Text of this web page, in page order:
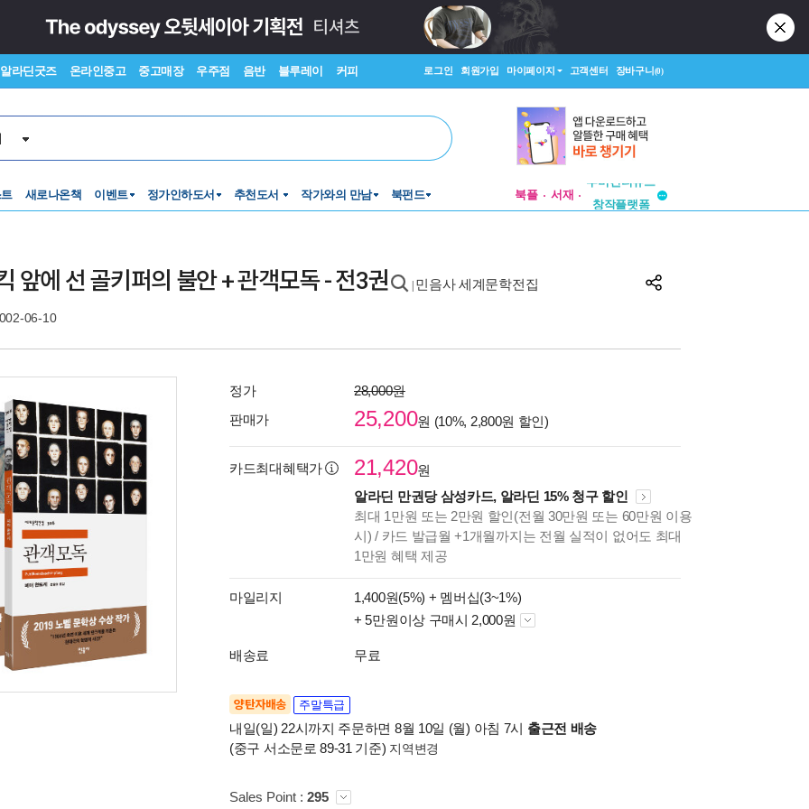
알라딘굿즈 온라인중고 중고매장 우주점 음반 블루레이 커피 로그인 회원가입 마이페이지 고객센터 장바구니(0)
새로나온책 이벤트 정가인하도서 추천도서 작가와의 만남 북펀드 북플 서재
앞에 선 골키퍼의 불안 + 관객모독 - 전3권 민음사 세계문학전집
06-10
정가
28,000원
판매가
25,200원 (10%, 2,800원 할인)
카드최대혜택가 21,420원
알라딘 만권당 삼성카드, 알라딘 15% 청구 할인
최대 1만원 또는 2만원 할인(전월 30만원 또는 60만원 이용
시) / 카드 발급월 +1개월까지는 전월 실적이 없어도 최대
1만원 혜택 제공
마일리지 1,400원(5%) + 멤버십(3~1%)
+ 5만원이상 구매시 2,000원
배송료 무료
양탄자배송 주말특급
내일(일) 22시까지 주문하면 8월 10일 (월) 아침 7시 출근전 배송
(중구 서소문로 89-31 기준) 지역변경
Sales Point : 295